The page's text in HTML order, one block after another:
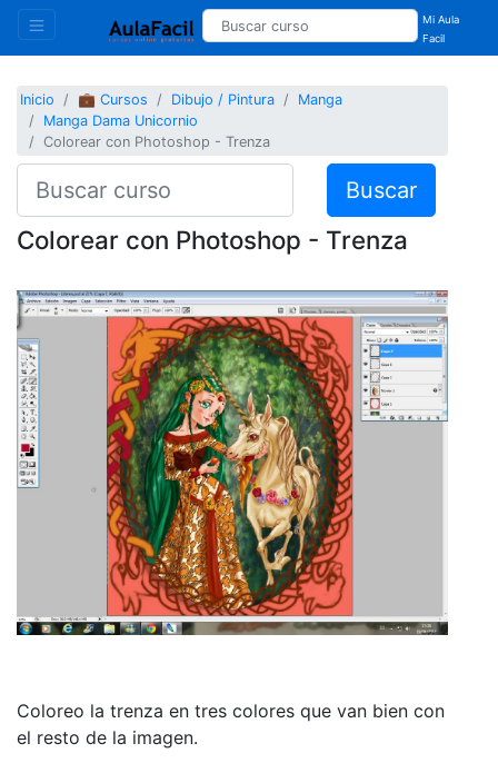
Mi Aula
Facil
Inicio 💼 Cursos Dibujo / Pintura
Manga
Manga Dama Unicornio
Colorear con Photoshop - Trenza
Buscar
Colorear con Photoshop - Trenza
Coloreo la trenza en tres colores que van bien con
el resto de la imagen.